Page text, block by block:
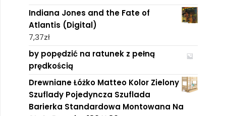
Indiana Jones and the Fate of
Atlantis (Digital)
7,37zł
by popędzić na ratunek z pełną
prędkością
Drewniane Łóżko Matteo Kolor Zielony
Szuflady Pojedyncza Szuflada
Barierka Standardowa Montowana Na